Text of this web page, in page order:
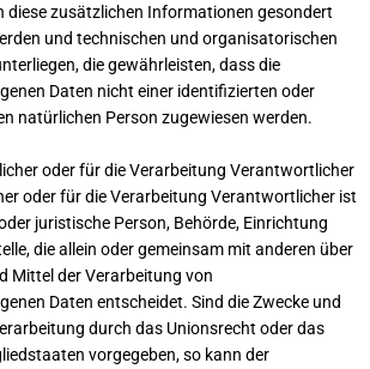
diese zusätzlichen Informationen gesondert
und technischen und organisatorischen
die gewährleisten, dass die
Daten nicht einer identifizierten oder
natürlichen Person zugewiesen werden.
oder für die Verarbeitung Verantwortlicher
oder für die Verarbeitung Verantwortlicher ist
juristische Person, Behörde, Einrichtung
die allein oder gemeinsam mit anderen über
Mittel der Verarbeitung von
Daten entscheidet. Sind die Zwecke und
durch das Unionsrecht oder das
vorgegeben, so kann der